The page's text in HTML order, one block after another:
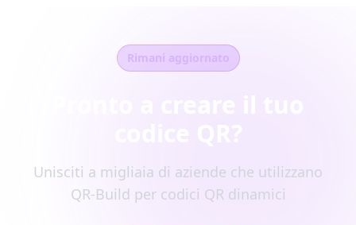
Rimani aggiornato
Unisciti a migliaia di aziende che utilizzano
QR-Build per codici QR dinamici